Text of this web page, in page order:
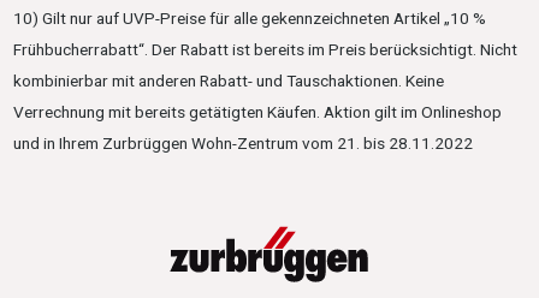
10) Gilt nur auf UVP-Preise für alle gekennzeichneten Artikel „10 %
Frühbucherrabatt“. Der Rabatt ist bereits im Preis berücksichtigt. Nicht
kombinierbar mit anderen Rabatt- und Tauschaktionen. Keine
Verrechnung mit bereits getätigten Käufen. Aktion gilt im Onlineshop
und in Ihrem Zurbrüggen Wohn-Zentrum vom 21. bis 28.11.2022